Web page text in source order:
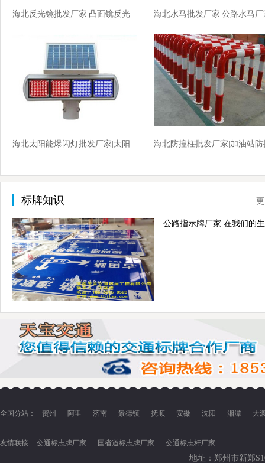
海北反光镜批发厂家|凸面镜反光
海北水马批发厂家|公路水马厂
海北太阳能爆闪灯批发厂家|太阳
海北防撞柱批发厂家|加油站防
标牌知识
……
全国分站： 贺州 阿里 济南 景德镇 抚顺 安徽 沈阳 湘潭 大
友情联接: 交通标志牌厂家 国省道标志牌厂家 交通标志杆厂家
地址：郑州市新郑